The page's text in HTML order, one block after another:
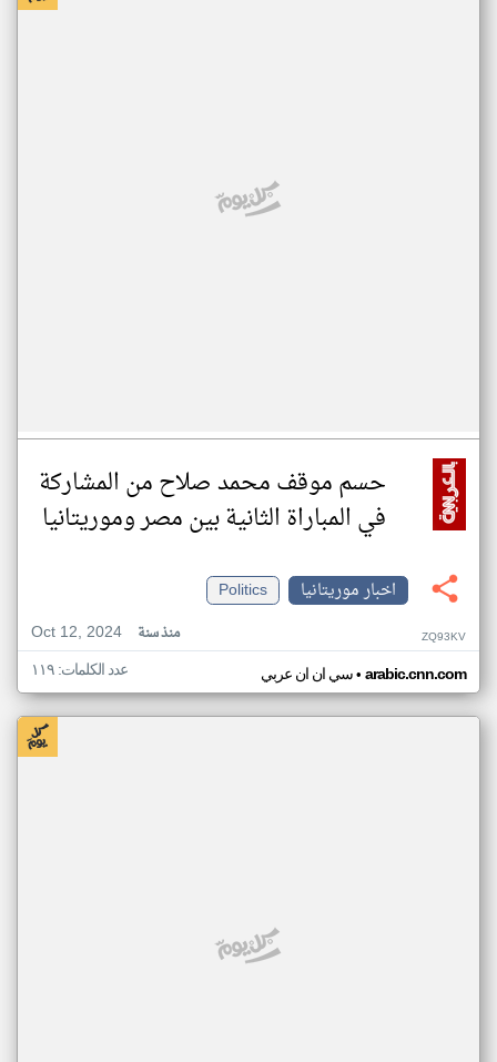
حسم موقف محمد صلاح من المشاركة
في المباراة الثانية بين مصر وموريتانيا
اخبار موريتانيا
Politics
Oct 12, 2024
منذ سنة ZQ93KV
سي ان ان عربي• arabic.cnn.com عدد الكلمات: ١١٩